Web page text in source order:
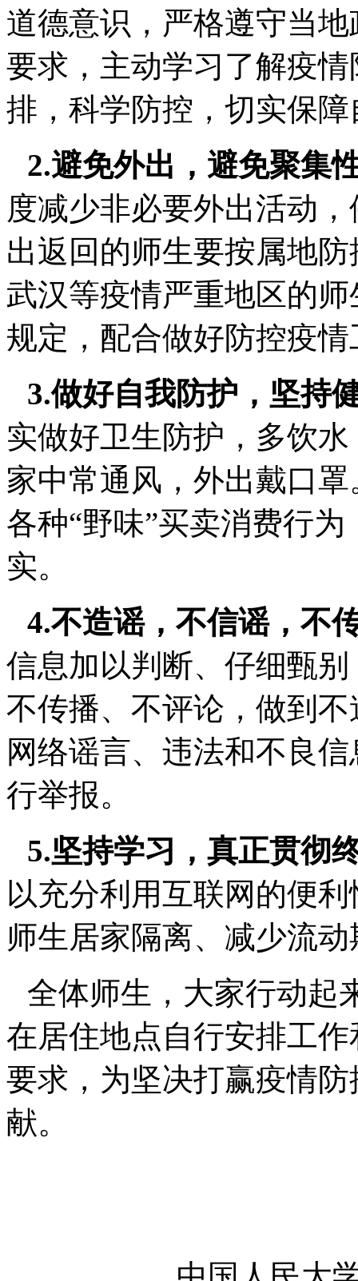
道德意识，严格遵守当
要求，主动学习了解疫
排，科学防控，切实保
2.避免外出，避免聚集
度减少非必要外出活动
出返回的师生要按属地
武汉等疫情严重地区的
规定，配合做好防控疫情
3.做好自我防护，坚持
实做好卫生防护，多饮
家中常通风，外出戴口
各种“野味”买卖消费行
实。
4.不造谣，不信谣，不
信息加以判断、仔细甄
不传播、不评论，做到
网络谣言、违法和不良
行举报。
5.坚持学习，真正贯彻
以充分利用互联网的便
师生居家隔离、减少流
全体师生，大家行动起
在居住地点自行安排工
要求，为坚决打赢疫情
献。